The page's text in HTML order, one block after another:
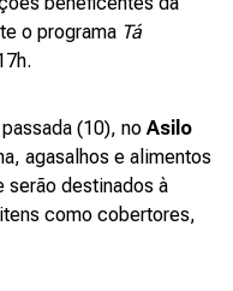
o programa Tá
(10), no Asilo
agasalhos e alimentos
serão destinados à
como cobertores,